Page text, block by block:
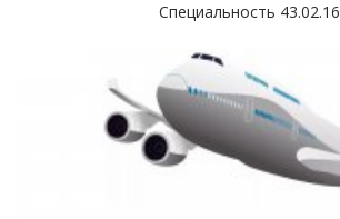
Специальность 43.02.16